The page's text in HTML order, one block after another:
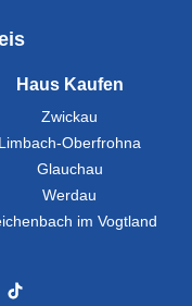
Haus Kaufen
Zwickau
Limbach-Oberfrohna
Glauchau
Werdau
im Vogtland